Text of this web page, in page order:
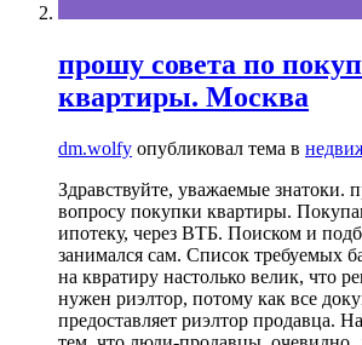
прошу совета по
квартиры. Москва
dm.wolfy опубликовал тема в
Здравствуйте, уважаемые знатоки.
вопросу покупки квартиры.
ипотеку, через ВТБ. Поиском и
занимался сам. Список требуемых
на квратиру настолько велик, что
нужен риэлтор, потому как все
предоставляет риэлтор продавца.